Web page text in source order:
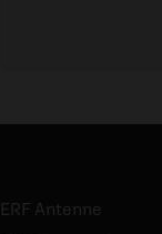
ERF Antenne